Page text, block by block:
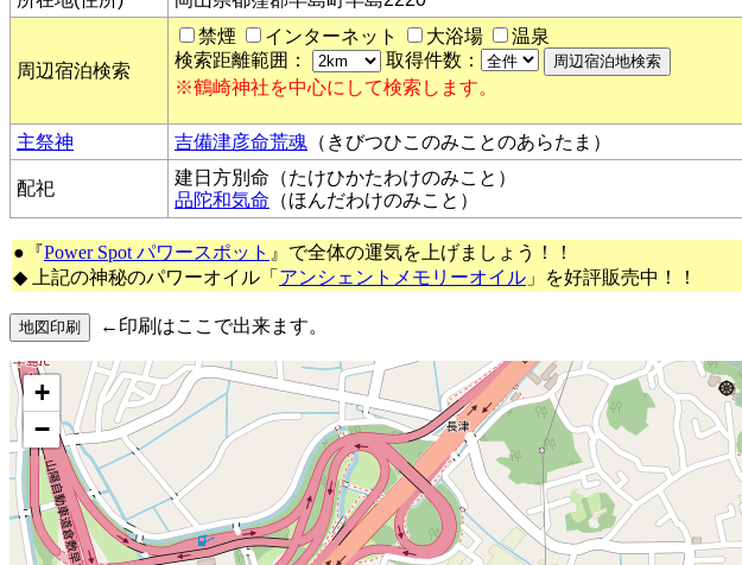
周辺宿泊検索
禁煙 インターネット 大浴場
温泉
検索距離範囲：
取得件数：
※鶴崎神社を中心にして検索します。
主祭神 吉備津彦命荒魂 （きびつひこのみことのあらたま）
配祀
建日方別命（たけひかたわけのみこと）
品陀和気命 （ほんだわけのみこと）
●『Power Spot パワースポット 』で全体の運気を上げましょう！！
◆ 上記の神秘のパワーオイル「 アンシェントメモリーオイル 」を好評販売中！！
←印刷はここで出来ます。
+
−